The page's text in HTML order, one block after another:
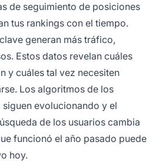
de seguimiento de posiciones
tus rankings con el tiempo.
generan más tráfico,
Estos datos revelan cuáles
y cuáles tal vez necesiten
Los algoritmos de los
evolucionando y el
de los usuarios cambia
funcionó el año pasado puede
hoy.